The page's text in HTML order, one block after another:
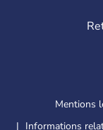
Mentions
Informations